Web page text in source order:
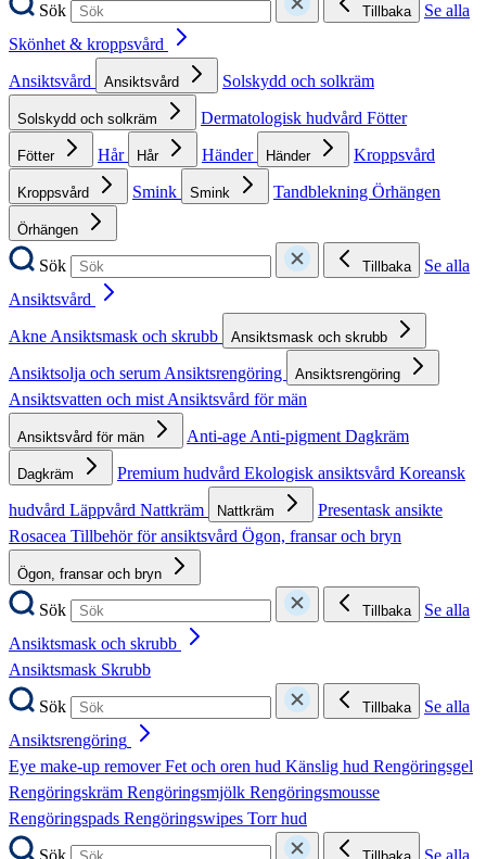
Sök
Tillbaka
Se alla
Skönhet & kroppsvård
Ansiktsvård
Ansiktsvård Solskydd och solkräm
Solskydd och solkräm Dermatologisk hudvård Fötter
Fötter Hår Hår Händer Händer Kroppsvård
Kroppsvård Smink Smink Tandblekning Örhängen
Örhängen
Sök Tillbaka
Se alla
Ansiktsvård
AkneAnsiktsmask och skrubb Ansiktsmask och skrubb
Ansiktsolja och serumAnsiktsrengöring Ansiktsrengöring
Ansiktsvatten och mistAnsiktsvård för män
Ansiktsvård för män Anti-ageAnti-pigmentDagkräm
Dagkräm Premium hudvård Ekologisk ansiktsvård Koreansk
hudvård Läppvård Nattkräm Nattkräm
Presentask ansikte
Rosacea Tillbehör för ansiktsvård Ögon, fransar och bryn
Ögon, fransar och bryn
Sök Tillbaka
Se alla
Ansiktsmask och skrubb
Ansiktsmask Skrubb
Sök
Tillbaka
Se alla
Ansiktsrengöring
Eye make-up removerFet och oren hud Känslig hud Rengöringsgel
Rengöringskräm Rengöringsmjölk Rengöringsmousse
Rengöringspads Rengöringswipes Torr hud